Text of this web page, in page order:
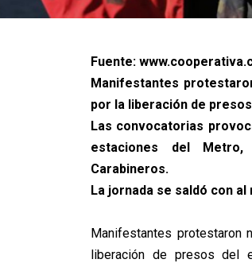
Fuente:
Manifestantes
por la liberación de
Las convocatorias
estaciones del
Carabineros.
La jornada se saldó con
Manifestantes protestaron
liberación de presos del